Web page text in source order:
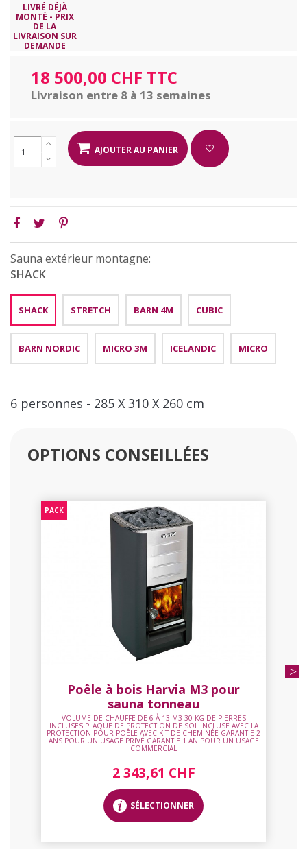
LIVRÉ DÉJÀ
MONTÉ - PRIX
DE LA
LIVRAISON SUR
DEMANDE
18 500,00 CHF TTC
Livraison entre 8 à 13 semaines
AJOUTER AU PANIER
Sauna extérieur montagne:
SHACK
SHACK STRETCH BARN 4M CUBIC
BARN NORDIC MICRO 3M ICELANDIC MICRO
6 personnes - 285 X 310 X 260 cm
OPTIONS CONSEILLÉES
PACK
Poêle à bois Harvia M3 pour
sauna tonneau
VOLUME DE CHAUFFE DE 6 À 13 M3 30 KG DE PIERRES
INCLUSES PLAQUE DE PROTECTION DE SOL INCLUSE AVEC LA
PROTECTION POUR POÊLE AVEC KIT DE CHEMINÉE GARANTIE 2
ANS POUR UN USAGE PRIVÉ GARANTIE 1 AN POUR UN USAGE
COMMERCIAL
2 343,61 CHF
SÉLECTIONNER